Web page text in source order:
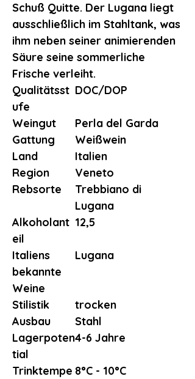
Schuß Quitte. Der Lugana liegt
ausschließlich im Stahltank, was
ihm neben seiner animierenden
Säure seine sommerliche
Frische verleiht.
Qualitätsst
ufe
DOC/DOP
Weingut
Perla del Garda
Gattung
Weißwein
Land
Italien
Region
Veneto
Rebsorte
Trebbiano di
Lugana
Alkoholant
eil
12,5
Italiens
bekannte
Weine
Lugana
Stilistik
trocken
Ausbau
Stahl
Lagerpoten
tial
4-6 Jahre
Trinktempe 8°C - 10°C